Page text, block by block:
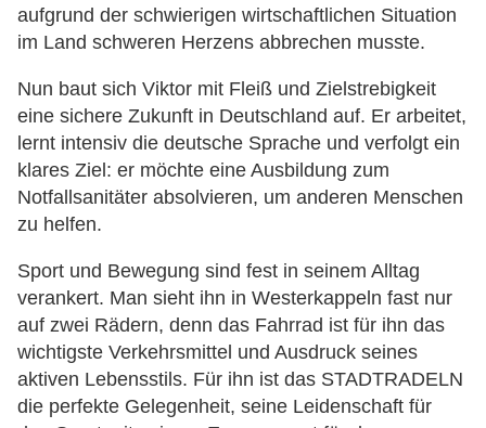
aufgrund der schwierigen wirtschaftlichen Situation
im Land schweren Herzens abbrechen musste.
Nun baut sich Viktor mit Fleiß und Zielstrebigkeit
eine sichere Zukunft in Deutschland auf. Er arbeitet,
lernt intensiv die deutsche Sprache und verfolgt ein
klares Ziel: er möchte eine Ausbildung zum
Notfallsanitäter absolvieren, um anderen Menschen
zu helfen.
Sport und Bewegung sind fest in seinem Alltag
verankert. Man sieht ihn in Westerkappeln fast nur
auf zwei Rädern, denn das Fahrrad ist für ihn das
wichtigste Verkehrsmittel und Ausdruck seines
aktiven Lebensstils. Für ihn ist das STADTRADELN
die perfekte Gelegenheit, seine Leidenschaft für